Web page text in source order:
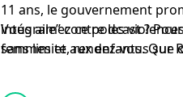
11 ans, le gouvernement
intégrale” contre les
femmes et aux enfants. Que
Vous aimez ce podcast ?
sans limite, rendez-vous sur